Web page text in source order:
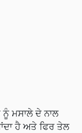
ਮਸਾਲੇ ਦੇ ਨਾਲ
ਹੈ ਅਤੇ ਫਿਰ ਤੇਲ